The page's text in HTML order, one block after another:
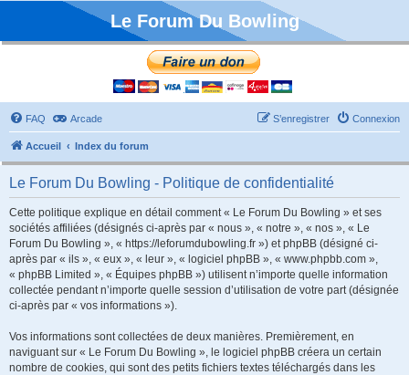
Le Forum Du Bowling
FAQ Arcade Connexion
S’enregistrer
Accueil Index du forum
Le Forum Du Bowling - Politique de confidentialité
Cette politique explique en détail comment « Le Forum Du Bowling » et ses
sociétés affiliées (désignés ci-après par « nous », « notre », « nos », « Le
Forum Du Bowling », « https://leforumdubowling.fr ») et phpBB (désigné ci-
après par « ils », « eux », « leur », « logiciel phpBB », « www.phpbb.com »,
« phpBB Limited », « Équipes phpBB ») utilisent n’importe quelle information
collectée pendant n’importe quelle session d’utilisation de votre part (désignée
ci-après par « vos informations »).
Vos informations sont collectées de deux manières. Premièrement, en
naviguant sur « Le Forum Du Bowling », le logiciel phpBB créera un certain
nombre de cookies, qui sont des petits fichiers textes téléchargés dans les